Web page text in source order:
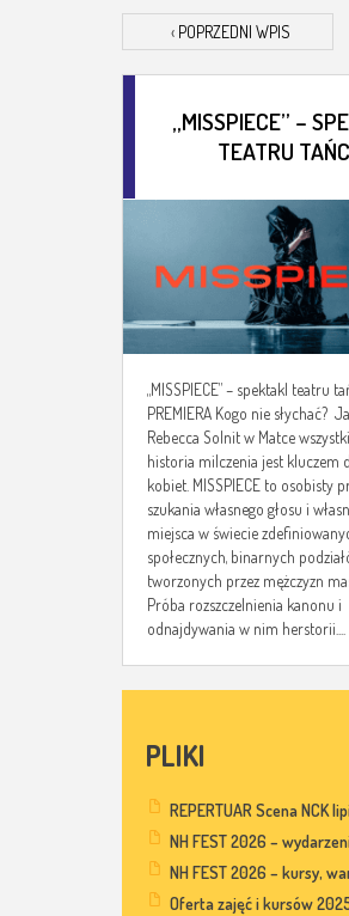
‹ POPRZEDNI WPIS
„MISSPIECE” –
TEATRU
„MISSPIECE” – spektakl teatru
PREMIERA Kogo nie słychać?
Rebecca Solnit w Matce
historia milczenia jest kluczem
kobiet. MISSPIECE to osobisty
szukania własnego głosu i
miejsca w świecie
społecznych, binarnych
tworzonych przez mężczyzn
Próba rozszczelnienia kanonu i
odnajdywania w nim herstorii....
PLIKI
REPERTUAR Scena NCK
NH FEST 2026 –
NH FEST 2026 – kursy,
Oferta zajęć i kursów